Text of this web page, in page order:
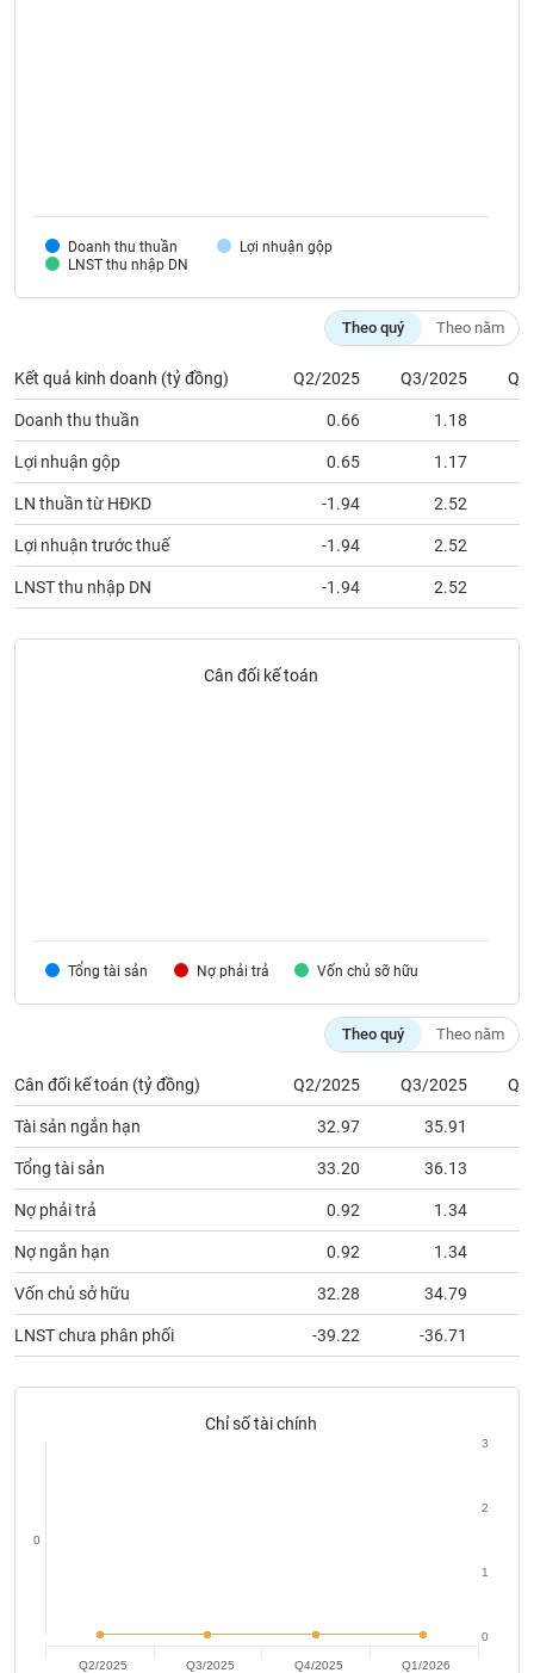
Doanh thu thuần
Lợi nhuận gộp
LNST thu nhập DN
Theo quý Theo năm
Kết quả kinh doanh (tỷ đồng) Q2/2025 Q3/2025
Doanh thu thuần 0.66 1.18
Lợi nhuận gộp 0.65 1.17
LN thuần từ HĐKD -1.94 2.52
Lợi nhuận trước thuế -1.94 2.52
LNST thu nhập DN -1.94 2.52
Cân đối kế toán
Tổng tài sản Nợ phải trả Vốn chủ sỡ hữu
Theo quý Theo năm
Cân đối kế toán (tỷ đồng) Q2/2025 Q3/2025
Tài sản ngắn hạn 32.97 35.91
Tổng tài sản 33.20 36.13
Nợ phải trả 0.92 1.34
Nợ ngắn hạn 0.92 1.34
Vốn chủ sở hữu 32.28 34.79
LNST chưa phân phối -39.22 -36.71
Chỉ số tài chính
0
0
1
2
3
Q2/2025 Q3/2025 Q4/2025 Q1/2026
THÔNG
TIN
VỤ
TRUYỀN
THÔNG
Mã
khoán
Tất cả Cổ phiếu Chứng chỉ quỹ Chứng
Lãnh
đạo
(-)
Tất cả Người nội bộ Người liên quan Cổ đông lớn
Tin
tức
(-)
của
tích